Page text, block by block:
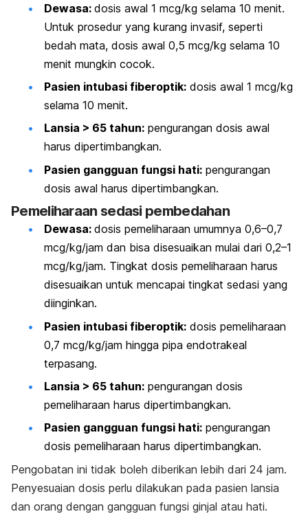
Dewasa: dosis awal 1 mcg/kg selama 10 menit.
Untuk prosedur yang kurang invasif, seperti
bedah mata, dosis awal 0,5 mcg/kg selama 10
menit mungkin cocok.
Pasien intubasi fiberoptik: dosis awal 1 mcg/kg
selama 10 menit.
Lansia > 65 tahun: pengurangan dosis awal
harus dipertimbangkan.
Pasien gangguan fungsi hati: pengurangan
dosis awal harus dipertimbangkan.
Pemeliharaan sedasi pembedahan
Dewasa: dosis pemeliharaan umumnya 0,6–0,7
mcg/kg/jam dan bisa disesuaikan mulai dari 0,2–1
mcg/kg/jam. Tingkat dosis pemeliharaan harus
disesuaikan untuk mencapai tingkat sedasi yang
diinginkan.
Pasien intubasi fiberoptik: dosis pemeliharaan
0,7 mcg/kg/jam hingga pipa endotrakeal
terpasang.
Lansia > 65 tahun: pengurangan dosis
pemeliharaan harus dipertimbangkan.
Pasien gangguan fungsi hati: pengurangan
dosis pemeliharaan harus dipertimbangkan.
Pengobatan ini tidak boleh diberikan lebih dari 24 jam.
Penyesuaian dosis perlu dilakukan pada pasien lansia
dan orang dengan gangguan fungsi ginjal atau hati.